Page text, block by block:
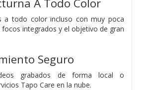
a todo color incluso con muy poca
focos integrados y el objetivo de gran
Seguro
grabados de forma local o
Tapo Care en la nube.